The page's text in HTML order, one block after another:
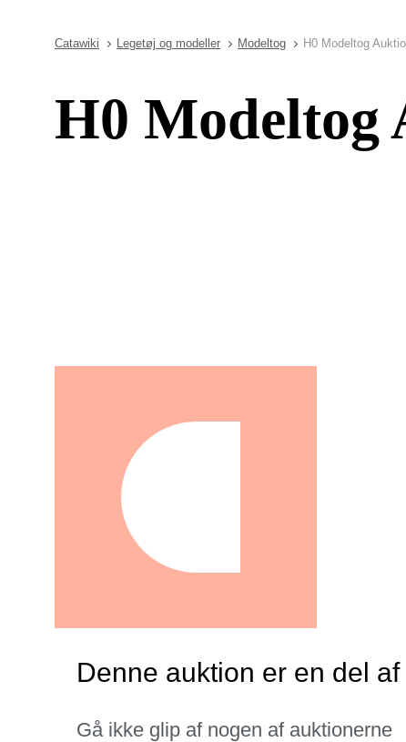
Catawiki Legetøj og modeller Modeltog H0 Modeltog
H0
Denne auktion er en del
Gå ikke glip af nogen af auktionerne